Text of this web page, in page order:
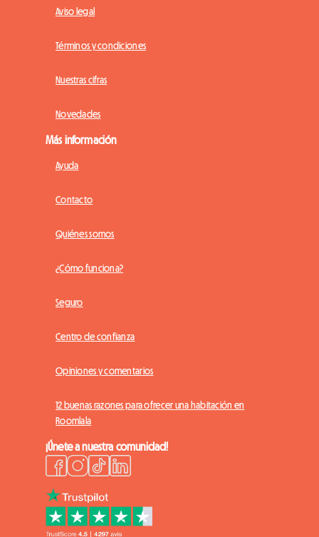
Aviso legal
Términos y condiciones
Nuestras cifras
Novedades
Más información
Ayuda
Contacto
Quiénes somos
¿Cómo funciona?
Seguro
Centro de confianza
Opiniones y comentarios
12 buenas razones para ofrecer una habitación en
Roomlala
¡Únete a nuestra comunidad!